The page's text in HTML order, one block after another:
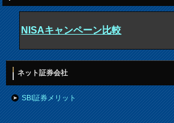
NISAキャンペーン比較
ネット証券会社
SBI証券メリット